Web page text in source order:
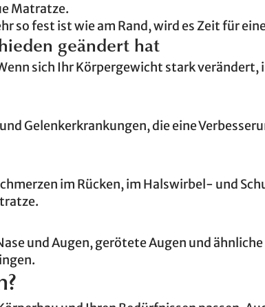
Matratze.
so fest ist wie am Rand, wird es Zeit für
geändert hat
sich Ihr Körpergewicht stark verändert,
Gelenkerkrankungen, die eine
im Rücken, im Halswirbel- und
und Augen, gerötete Augen und